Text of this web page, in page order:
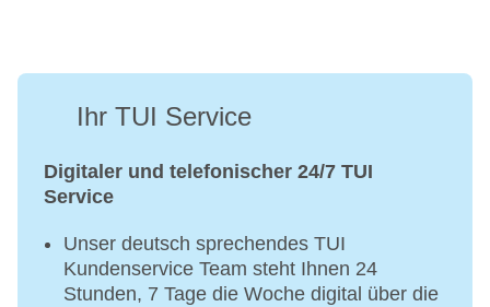
Ihr TUI Service
Digitaler und telefonischer 24/7 TUI
Service
Unser deutsch sprechendes TUI
Kundenservice Team steht Ihnen 24
Stunden, 7 Tage die Woche digital über die